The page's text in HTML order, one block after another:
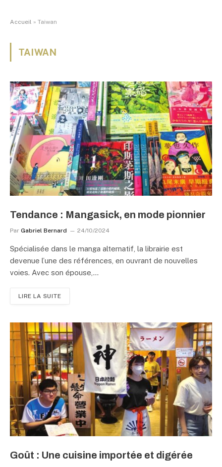
Accueil » Taiwan
TAIWAN
Tendance : Mangasick, en mode pionnier
Par Gabriel Bernard 24/10/2024
Spécialisée dans le manga alternatif, la librairie est
devenue l’une des références, en ouvrant de nouvelles
voies. Avec son épouse,…
LIRE LA SUITE
Goût : Une cuisine importée et digérée